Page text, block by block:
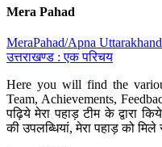
Mera Pahad
MeraPahad/Apna
उत्तराखण्ड : एक परिचय
Here you will find the
Team, Achievements,
पढ़िये मेरा पहाड़ टीम के द्वारा
की उपलब्धियां, मेरा पहाड़ को